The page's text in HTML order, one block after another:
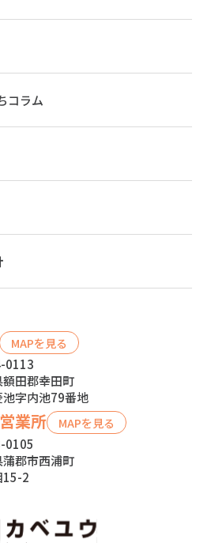
コラム
MAPを見る
0113
額田郡幸田町
池字内池79番地
業所 MAPを見る
0105
蒲郡市西浦町
15-2